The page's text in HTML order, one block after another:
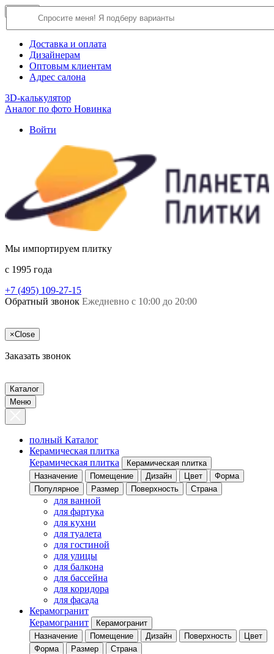
О компании
Доставка и оплата
Дизайнерам
Оптовым клиентам
Адрес салона
3D-калькулятор
Аналог по фото Новинка
Войти
Мы импортируем плитку
c 1995 года
+7 (495) 109-27-15
Обратный звонок Ежедневно с 10:00 до 20:00
×Close
Заказать звонок
Каталог
Меню
полный Каталог
Керамическая плитка
Керамическая плитка
Керамическая плитка
Назначение
Помещение Дизайн Цвет
Форма
Популярное
Размер Поверхность Страна
для ванной
для фартука
для кухни
для туалета
для гостиной
для улицы
для балкона
для бассейна
для коридора
для фасада
Керамогранит
Керамогранит
Керамогранит
Назначение
Помещение Дизайн Поверхность
Цвет
Форма
Размер Страна